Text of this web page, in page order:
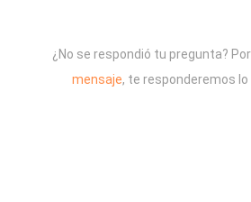
¿No se respondió tu pregunta?
mensaje, te responderemos